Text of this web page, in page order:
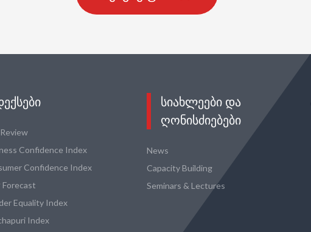
Confidence Index
Confidence Index
Forecast
Equality Index
Index
ᲡᲘᲐᲮᲚᲔᲔᲑᲘ ᲓᲐ
ᲦᲝᲜᲘᲡᲫᲘᲔᲑᲔᲑᲘ
News
Capacity Building
Seminars & Lectures